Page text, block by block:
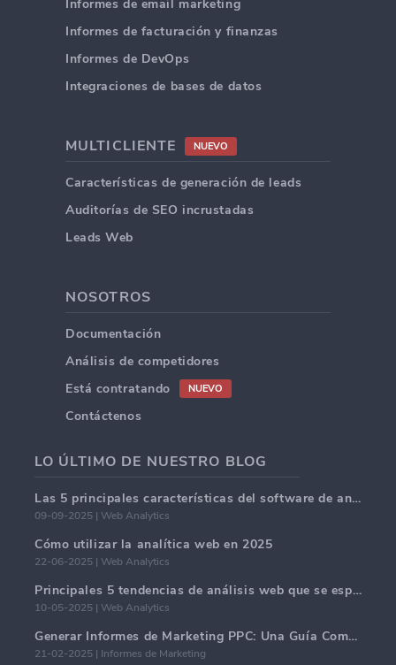
Informes de email marketing
Informes de facturación y finanzas
Informes de DevOps
Integraciones de bases de datos
MULTICLIENTE NUEVO
Características de generación de leads
Auditorías de SEO incrustadas
Leads Web
NOSOTROS
Documentación
Análisis de competidores
Está contratando
NUEVO
Contáctenos
LO ÚLTIMO DE NUESTRO BLOG
Las 5 principales características del software de análisis web en 2025.
09-09-2025 | Web Analytics
Cómo utilizar la analítica web en 2025
22-06-2025 | Web Analytics
Principales 5 tendencias de análisis web que se espera dominen en 2025
10-05-2025 | Web Analytics
Generar Informes de Marketing PPC: Una Guía Completa
21-02-2025 | Informes de Marketing